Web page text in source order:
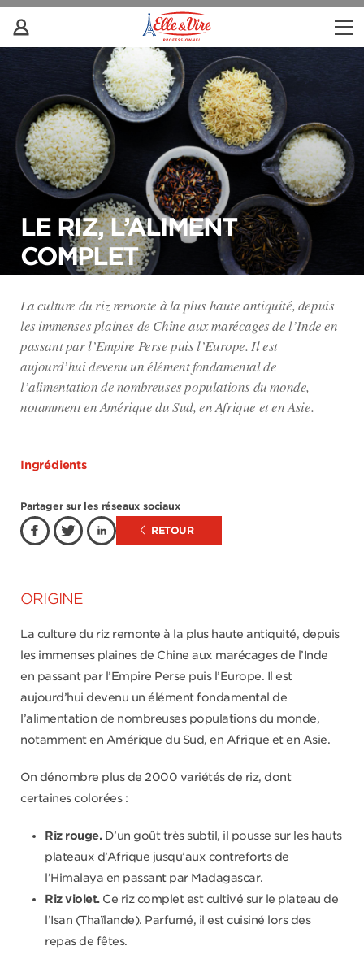
LE RIZ, L’ALIMENT
COMPLET
La culture du riz remonte à la plus haute antiquité, depuis
les immenses plaines de Chine aux marécages de l’Inde en
passant par l’Empire Perse puis l’Europe. Il est
aujourd’hui devenu un élément fondamental de
l’alimentation de nombreuses populations du monde,
notamment en Amérique du Sud, en Afrique et en Asie.
Ingrédients
Partager sur les réseaux sociaux
RETOUR
ORIGINE
La culture du riz remonte à la plus haute antiquité, depuis
les immenses plaines de Chine aux marécages de l’Inde
en passant par l’Empire Perse puis l’Europe. Il est
aujourd’hui devenu un élément fondamental de
l’alimentation de nombreuses populations du monde,
notamment en Amérique du Sud, en Afrique et en Asie.
On dénombre plus de 2000 variétés de riz, dont
certaines colorées :
Riz rouge.D’un goût très subtil, il pousse sur les hauts
plateaux d’Afrique jusqu’aux contreforts de
l’Himalaya en passant par Madagascar.
Riz violet.Ce riz complet est cultivé sur le plateau de
l’Isan (Thaïlande). Parfumé, il est cuisiné lors des
repas de fêtes.